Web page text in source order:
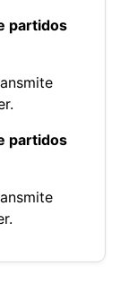
partidos
partidos